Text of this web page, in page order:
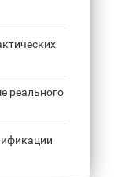
реального